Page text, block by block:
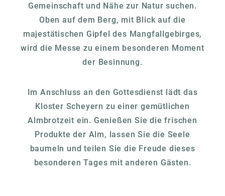
Gemeinschaft und Nähe zur Natur suchen.
Oben auf dem Berg, mit Blick auf die
majestätischen Gipfel des Mangfallgebirges,
wird die Messe zu einem besonderen Moment
der Besinnung.
Im Anschluss an den Gottesdienst lädt das
Kloster Scheyern zu einer gemütlichen
Almbrotzeit ein. Genießen Sie die frischen
Produkte der Alm, lassen Sie die Seele
baumeln und teilen Sie die Freude dieses
besonderen Tages mit anderen Gästen.